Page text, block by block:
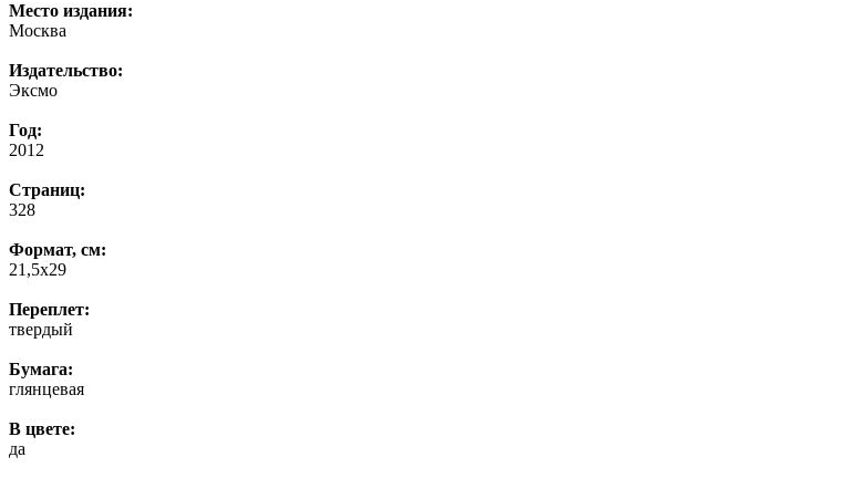
Место издания:
Москва
Издательство:
Эксмо
Год:
2012
Страниц:
328
Формат, см:
21,5х29
Переплет:
твердый
Бумага:
глянцевая
В цвете:
да